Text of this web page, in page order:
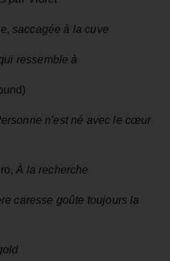
saccagée à la cuve
ressemble à
n'est né avec le cœur
À la recherche
caresse goûte toujours la